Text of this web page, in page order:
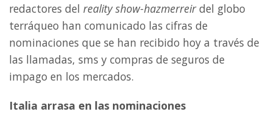
redactores del reality show-hazmerreirdel globo
terráqueo han comunicado las cifras de
nominaciones que se han recibido hoy a través de
las llamadas, sms y compras de seguros de
impago en los mercados.
Italia arrasa en las nominaciones